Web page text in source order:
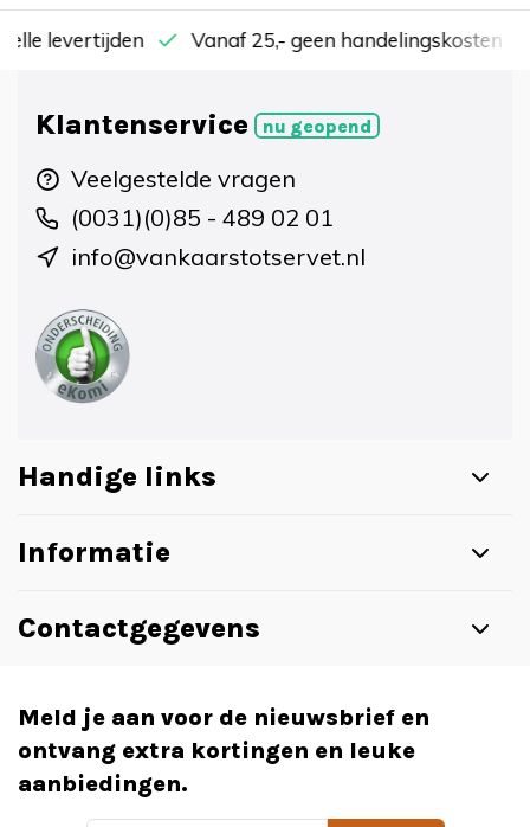
levertijden Vanaf 25,- geen handelingskosten
Klantenservice nu geopend
Veelgestelde vragen
(0031)(0)85 - 489 02 01
info@vankaarstotservet.nl
Handige links
Informatie
Contactgegevens
Meld je aan voor de nieuwsbrief en
ontvang extra kortingen en leuke
aanbiedingen.